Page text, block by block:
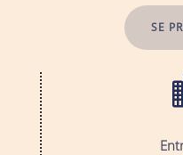
SE